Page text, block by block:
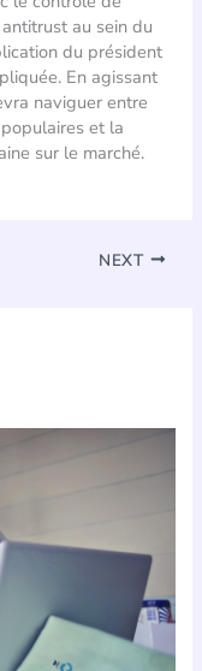
au sein du
du président
En agissant
naviguer entre
et la
sur le marché.
NEXT